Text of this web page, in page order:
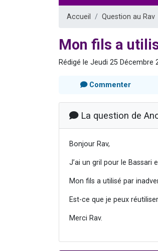
Accueil Question au Rav
Mon fils a
Rédigé le Jeudi 25 Décembre
Commenter
La question de
Bonjour Rav,
J’ai un gril pour le Bassari
Mon fils a utilisé par
Est-ce que je peux
Merci Rav.